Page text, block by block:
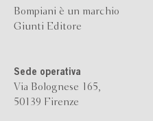
Bompiani è un marchio
Giunti Editore
Sede operativa
Via Bolognese 165,
50139 Firenze